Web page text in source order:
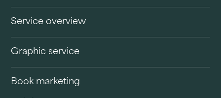
Service overview
Graphic service
Book marketing